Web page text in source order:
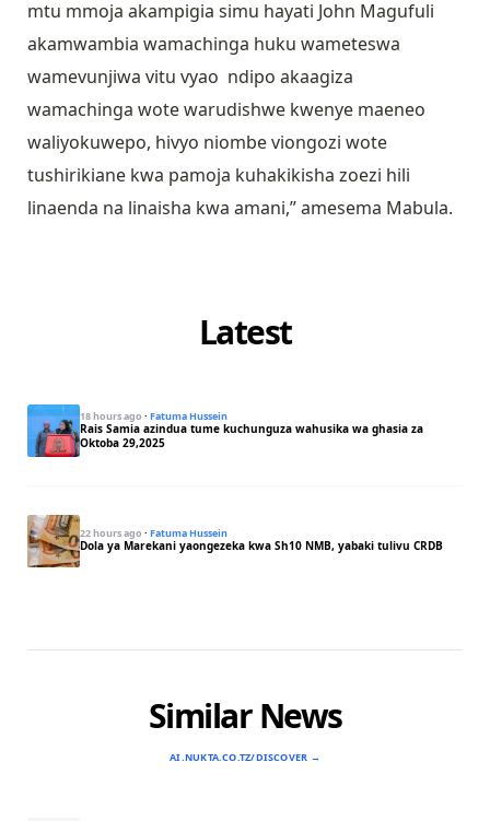
mtu mmoja akampigia simu hayati John Magufuli
akamwambia wamachinga huku wameteswa
wamevunjiwa vitu vyao ndipo akaagiza
wamachinga wote warudishwe kwenye maeneo
waliyokuwepo, hivyo niombe viongozi wote
tushirikiane kwa pamoja kuhakikisha zoezi hili
linaenda na linaisha kwa amani,” amesema Mabula.
Latest
18 hours ago · Fatuma Hussein
Rais Samia azindua tume kuchunguza wahusika wa ghasia za
Oktoba 29,2025
22 hours ago · Fatuma Hussein
Dola ya Marekani yaongezeka kwa Sh10 NMB, yabaki tulivu CRDB
Similar News
AI.NUKTA.CO.TZ/DISCOVER →